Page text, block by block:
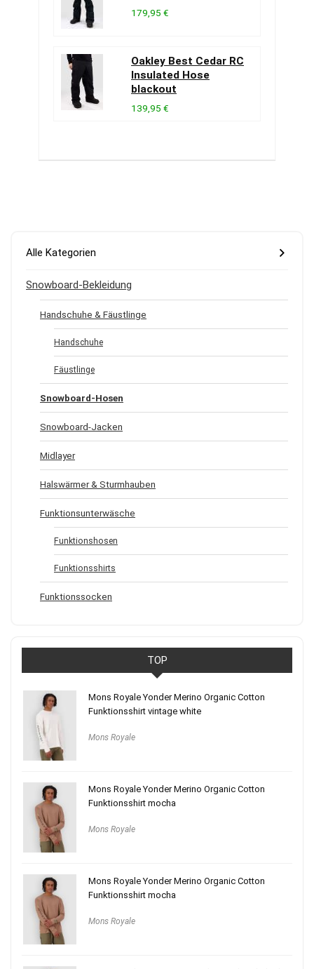
179,95 €
Oakley Best Cedar RC
Insulated Hose
blackout
139,95 €
Alle Kategorien
Snowboard-Bekleidung
Handschuhe & Fäustlinge
Handschuhe
Fäustlinge
Snowboard-Hosen
Snowboard-Jacken
Midlayer
Halswärmer & Sturmhauben
Funktionsunterwäsche
Funktionshosen
Funktionsshirts
Funktionssocken
TOP
Mons Royale Yonder Merino Organic Cotton
Funktionsshirt vintage white
Mons Royale
Mons Royale Yonder Merino Organic Cotton
Funktionsshirt mocha
Mons Royale
Mons Royale Yonder Merino Organic Cotton
Funktionsshirt mocha
Mons Royale